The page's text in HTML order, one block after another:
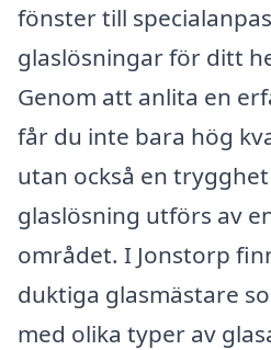
fönster till
glaslösningar för ditt
Genom att anlita en
får du inte bara hög
utan också en
glaslösning utförs av
området. I Jonstorp
duktiga glasmästare
med olika typer av